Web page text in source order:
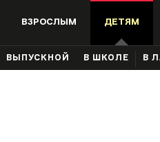
ВЗРОСЛЫМ ДЕТЯМ
ВЫПУСКНОЙ В ШКОЛЕ В